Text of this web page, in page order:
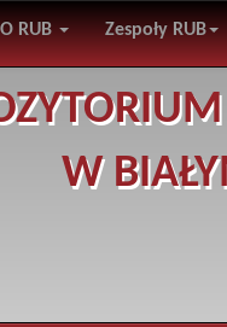
O RUB Zespoły RUB
W